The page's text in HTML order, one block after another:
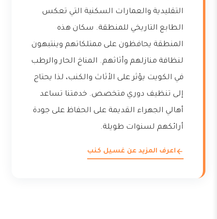
التقليدية والعمارات السكنية التي تعكس
الطابع التاريخي للمنطقة. سكان هذه
المنطقة يحافظون على ممتلكاتهم وينتبهون
لنظافة منازلهم وأثاثهم. المناخ الحار والرطب
في الكويت يؤثر على الأثاث والكنب، لذا يحتاج
إلى تنظيف دوري متخصص. خدمتنا تساعد
أهالي الجهراء القديمة على الحفاظ على جودة
أرائكهم لسنوات طويلة.
اعرف المزيد عن غسيل كنب